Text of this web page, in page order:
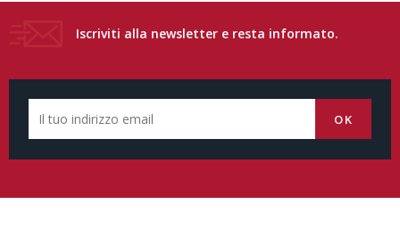
Iscriviti alla newsletter e resta informato.